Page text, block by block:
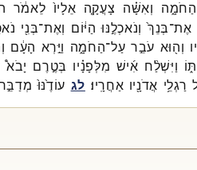
הַחֹמָ֑ה וְאִשָּׁ֗ה צָעֲקָ֤ה אֵלָיו֙ לֵאמֹ֔ר
אֶת־בְּנֵךְ֙ וְנֹאכְלֶ֣נּוּ הַיּ֔וֹם וְאֶת־בְּנִ֖י
וְה֖וּא עֹבֵ֣ר עַל־הַחֹמָ֑ה וַיַּ֣רְא הָעָ֔ם
וַיִּשְׁלַ֨ח אִ֜ישׁ מִלְּפָנָ֗יו בְּטֶ֣רֶם יָבֹא֩
רַגְלֵ֥י אֲדֹנָ֖יו אַחֲרָֽיו׃ לג עוֹדֶ֙נּוּ֙ מְדַבֵּ֣ר